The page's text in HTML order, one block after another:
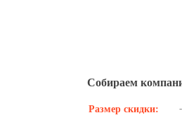
Собираем
Размер скидки: